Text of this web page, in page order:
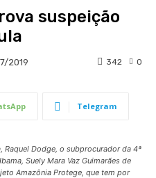
suspeição
2019 0
342
Telegram
Dodge, o subprocurador da 4ª
Suely Mara Vaz Guimarães de
Amazônia Protege, que tem por